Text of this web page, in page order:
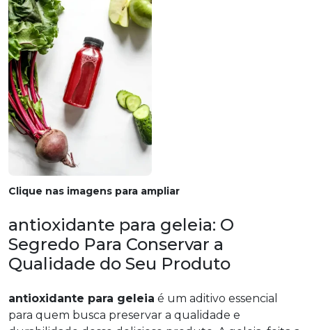
Clique nas imagens para ampliar
antioxidante para geleia: O
Segredo Para Conservar a
Qualidade do Seu Produto
antioxidante para geleia é um aditivo essencial
para quem busca preservar a qualidade e